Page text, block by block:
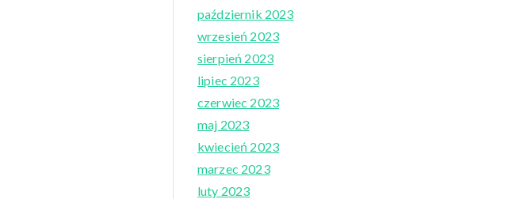
październik 2023
wrzesień 2023
sierpień 2023
lipiec 2023
czerwiec 2023
maj 2023
kwiecień 2023
marzec 2023
luty 2023